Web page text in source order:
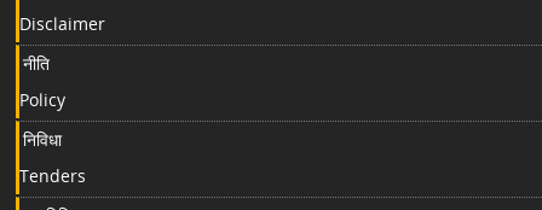
Disclaimer
नीति
Policy
निविधा
Tenders